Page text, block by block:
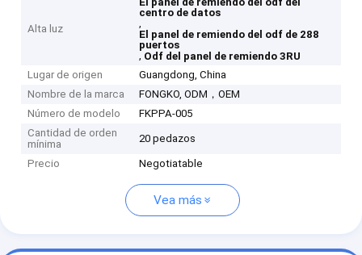
Alta luz
centro de datos
,
El panel de remiendo del odf de 288
puertos
, Odf del panel de remiendo 3RU
Lugar de origen
Guangdong, China
Nombre de la marca
FONGKO, ODM，OEM
Número de modelo
FKPPA-005
Cantidad de orden
mínima
20 pedazos
Precio Negotiatable
Vea más